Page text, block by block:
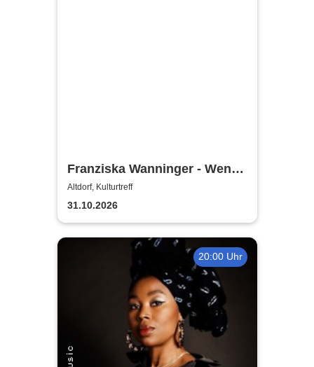
Franziska Wanninger - Wenn
du wen brauchst, ruf mich
nicht an
Altdorf, Kulturtreff
31.10.2026
20:00 Uhr